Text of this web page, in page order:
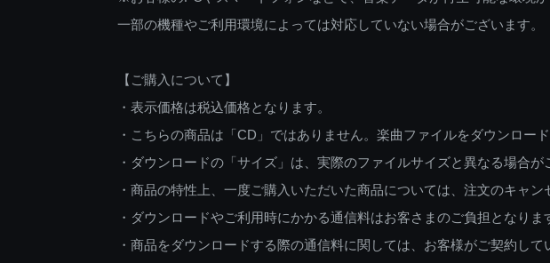
一部の機種やご利用環境によっては対応していない場合がございます。
【ご購入について】
・表示価格は税込価格となります。
・こちらの商品は「CD」ではありません。楽曲ファイルをダウンロー
・ダウンロードの「サイズ」は、実際のファイルサイズと異なる場合が
・商品の特性上、一度ご購入いただいた商品については、注文のキャン
・ダウンロードやご利用時にかかる通信料はお客さまのご負担となりま
・商品をダウンロードする際の通信料に関しては、お客様がご契約し